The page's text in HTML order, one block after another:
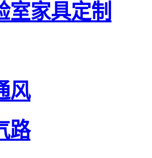
室家具定制
风
路